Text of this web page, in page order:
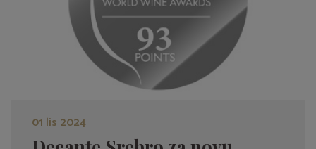
01 lis 2024